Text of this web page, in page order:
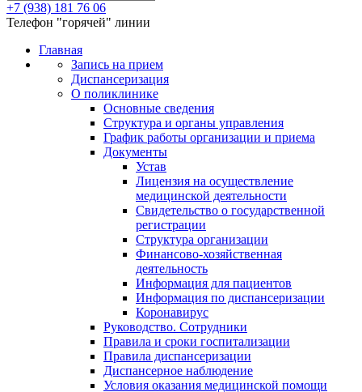
+7 (938) 181 76 06
Телефон "горячей" линии
Главная
Запись на прием
Диспансеризация
О поликлинике
Основные сведения
Структура и органы управления
График работы организации и приема
Документы
Устав
Лицензия на осуществление
медицинской деятельности
Свидетельство о государственной
регистрации
Структура организации
Финансово-хозяйственная
деятельность
Информация для пациентов
Информация по диспансеризации
Коронавирус
Руководство. Сотрудники
Правила и сроки госпитализации
Правила диспансеризации
Диспансерное наблюдение
Условия оказания медицинской помощи